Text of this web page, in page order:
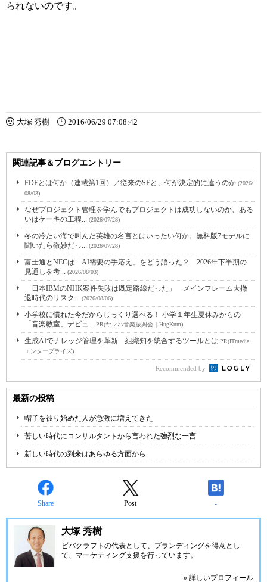
られないのです。
大塚 秀樹 2016/06/29 07:08:42
関連記事＆ブログエントリー
FDEとは何か（連載第1回）／従来のSEと、何が決定的に違うのか (2026/
08/03)
なぜプロジェクト管理を学んでもプロジェクトは成功しないのか、ある
いはケーキの工程... (2026/07/28)
冬の冷たい海で叫んだ英雄の名言とはいったい何か。無料版7モデルに
聞いたら微妙だっ... (2026/07/28)
富士通とNECは「AI需要の手応え」をどう語った？ 2026年下半期の
見通しを考... (2026/08/03)
「日本IBMのNHK案件失敗は既定路線だった」 メインフレーム大撤
退時代のリスク... (2026/08/06)
小学校に慣れた今だからじっくり選べる！ 小学１年生夏休みからの
「音楽教室」デビュ... PR(ヤマハ音楽振興会｜HugKum)
生成AIでナレッジ管理を革新 組織知を統合するツールとは PR(ITmedia
エンタープライズ)
Recommended by
最新の投稿
帽子を被り始めた人が急激に増えてきた
苦しい時代にコンサルタントから言われた強烈な一言
新しい時代の到来はあらゆる方面から
Share Post -
大塚 秀樹
ビバクラフト の代表として、ブランディングを得意とし
て、マーケティング支援を行っています。
» 詳しいプロフィール